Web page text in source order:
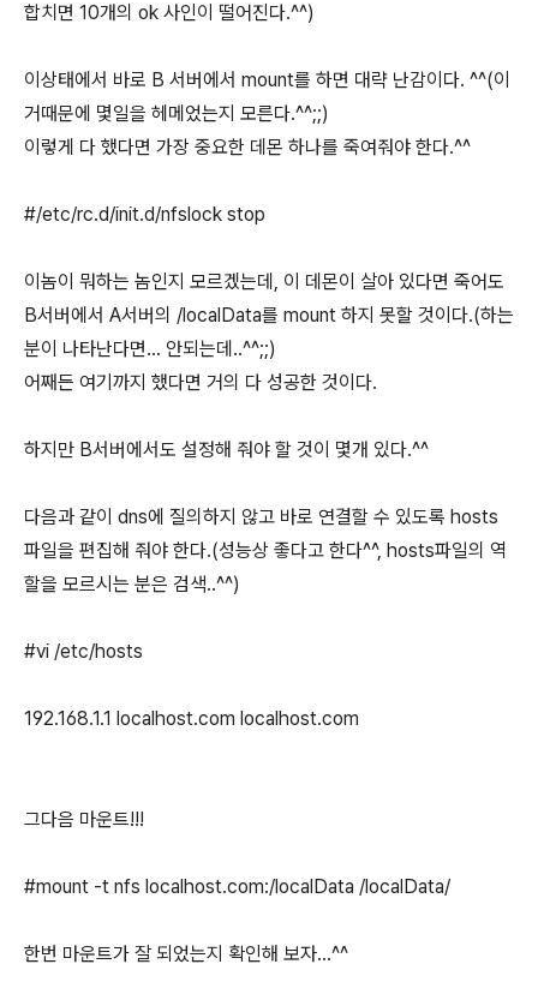
합치면 10개의 ok 사인이 떨어진다.^^)
이상태에서 바로 B 서버에서 mount를 하면 대략 난감이다. ^^(이
거때문에 몇일을 헤메었는지 모른다.^^;;)
이렇게 다 했다면 가장 중요한 데몬 하나를 죽여줘야 한다.^^
#/etc/rc.d/init.d/nfslock stop
이놈이 뭐하는 놈인지 모르겠는데, 이 데몬이 살아 있다면 죽어도
B서버에서 A서버의 /localData를 mount 하지 못할 것이다.(하는
분이 나타난다면... 안되는데..^^;;)
어째든 여기까지 했다면 거의 다 성공한 것이다.
하지만 B서버에서도 설정해 줘야 할 것이 몇개 있다.^^
다음과 같이 dns에 질의하지 않고 바로 연결할 수 있도록 hosts
파일을 편집해 줘야 한다.(성능상 좋다고 한다^^, hosts파일의 역
할을 모르시는 분은 검색..^^)
#vi /etc/hosts
192.168.1.1 localhost.com localhost.com
그다음 마운트!!!
#mount -t nfs localhost.com:/localData /localData/
한번 마운트가 잘 되었는지 확인해 보자...^^